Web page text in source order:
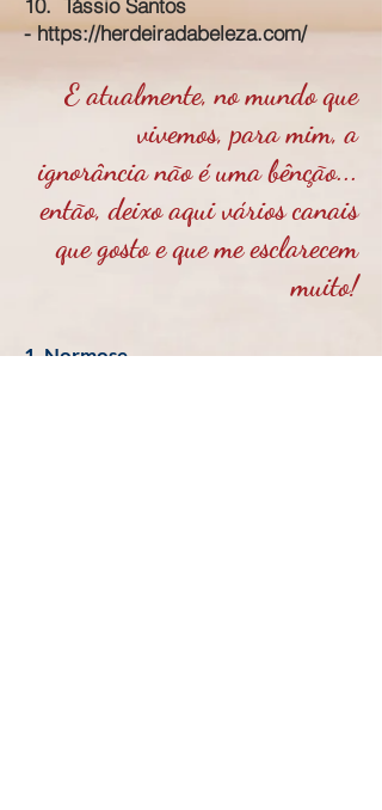
10. Tássio Santos
-https://herdeiradabeleza.com/
E atualmente, no mundo que
vivemos, para mim, a
ignorância não é uma bênção...
então, deixo aqui vários canais
que gosto e que me esclarecem
muito!
1. Normose -